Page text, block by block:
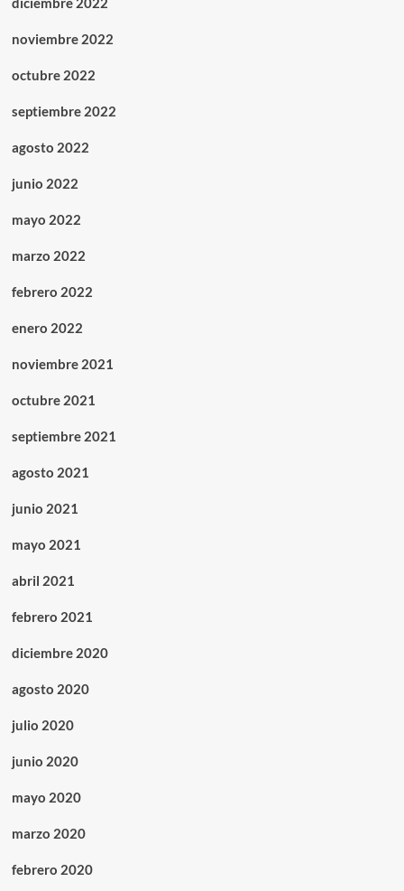
noviembre 2022
octubre 2022
septiembre 2022
agosto 2022
junio 2022
mayo 2022
marzo 2022
febrero 2022
enero 2022
noviembre 2021
octubre 2021
septiembre 2021
agosto 2021
junio 2021
mayo 2021
abril 2021
febrero 2021
diciembre 2020
agosto 2020
julio 2020
junio 2020
mayo 2020
marzo 2020
febrero 2020